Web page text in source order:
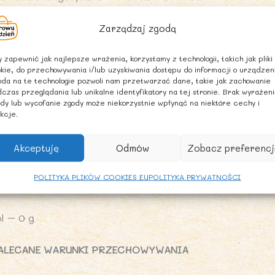
Zarządzaj zgodą
zapewnić jak najlepsze wrażenia, korzystamy z technologii, takich jak pliki
do przechowywania i/lub uzyskiwania dostępu do informacji o
na te technologie pozwoli nam przetwarzać dane, takie jak zachowanie
przeglądania lub unikalne identyfikatory na tej stronie. Brak
lub wycofanie zgody może niekorzystnie wpłynąć na niektóre cechy i
Akceptuję Odmów Zobacz
POLITYKA PLIKÓW COOKIES EUPOLITYKA PRYWATNOŚCI
– 3 g
kwasy tłuszczowe nasycone – 0,6 g
– 70 g
tym cukry – 1,7 g
3,6 g
– 0 g
WARUNKI PRZECHOWYWANIA